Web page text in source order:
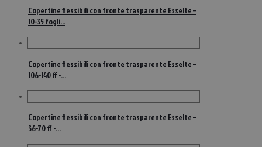
Copertine flessibili con fronte trasparente Esselte –
10-35 fogli…
Copertine flessibili con fronte trasparente Esselte –
106-140 ff -…
Copertine flessibili con fronte trasparente Esselte –
36-70 ff -…